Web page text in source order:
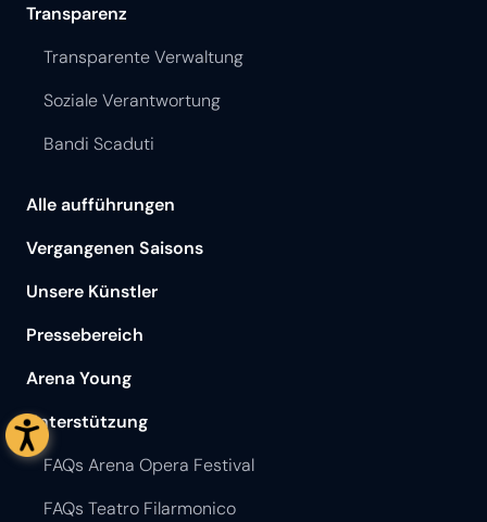
Transparenz
Transparente Verwaltung
Soziale Verantwortung
Bandi Scaduti
Alle aufführungen
Vergangenen Saisons
Unsere Künstler
Pressebereich
Arena Young
Unterstützung
FAQs Arena Opera Festival
FAQs Teatro Filarmonico